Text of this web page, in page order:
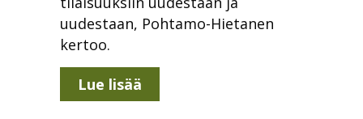
uudestaan, Pohtamo-Hietanen
kertoo.
Lue lisää